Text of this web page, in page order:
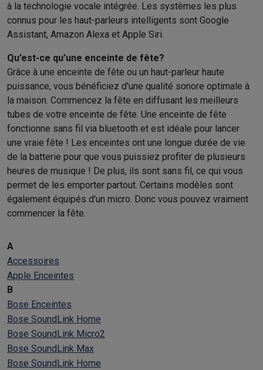
à la technologie vocale intégrée. Les systèmes les plus
connus pour les haut-parleurs intelligents sont Google
Assistant, Amazon Alexa et Apple Siri.
Qu’est-ce qu’une enceinte de fête?
Grâce à une enceinte de fête ou un haut-parleur haute
puissance, vous bénéficiez d'une qualité sonore optimale à
la maison. Commencez la fête en diffusant les meilleurs
tubes de votre enceinte de fête. Une enceinte de fête
fonctionne sans fil via bluetooth et est idéale pour lancer
une vraie fête ! Les enceintes ont une longue durée de vie
de la batterie pour que vous puissiez profiter de plusieurs
heures de musique ! De plus, ils sont sans fil, ce qui vous
permet de les emporter partout. Certains modèles sont
également équipés d'un micro. Donc vous pouvez vraiment
commencer la fête.
A
Accessoires
Apple Enceintes
B
Bose Enceintes
Bose SoundLink Home
Bose SoundLink Micro2
Bose SoundLink Max
Bose SoundLink Home